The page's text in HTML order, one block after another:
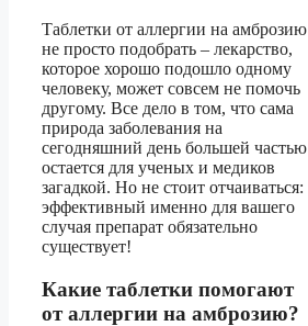
Таблетки от аллергии на амброзию
не просто подобрать – лекарство,
которое хорошо подошло одному
человеку, может совсем не помочь
другому. Все дело в том, что сама
природа заболевания на
сегодняшний день большей частью
остается для ученых и медиков
загадкой. Но не стоит отчаиваться:
эффективный именно для вашего
случая препарат обязательно
существует!
Какие таблетки помогают
от аллергии на амброзию?